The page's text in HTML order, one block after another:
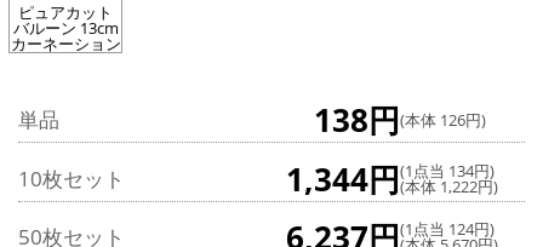
ピュアカット
バルーン 13cm
カーネーション
単品 138円(本体 126円)
10枚セット 1,344円(1点当 134円)
(本体 1,222円)
50枚セット 6,237円(1点当 124円)